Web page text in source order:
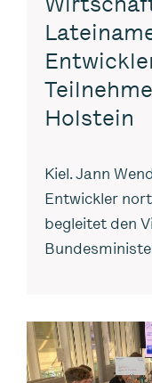
Holstein
Kiel. Jann
Entwickler
begleitet den